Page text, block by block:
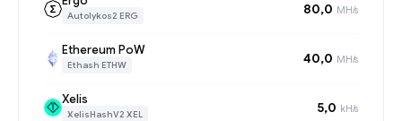
Autolykos2 ERG 80,0 MH/s
Ethereum PoW
Ethash ETHW 40,0 MH/s
Xelis
XelisHashV2 XEL 5,0 kH/s